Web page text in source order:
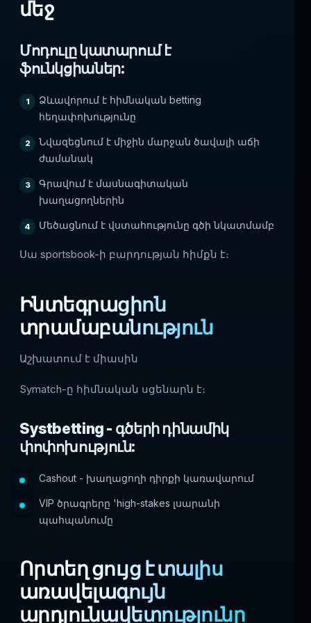
մեջ
Մոդուլը կատարում է
ֆունկցիաներ:
Ձևավորում է հիմնական betting
հեղափոխությունը
Նվազեցնում է միջին մարջան ծավալի աճի
ժամանակ
Գրավում է մասնագիտական
խաղացողներին
Մեծացնում է վստահությունը գծի նկատմամբ
Սա sportsbook-ի բարդության հիմքն է։
Ինտեգրացիոն
տրամաբանություն
Աշխատում է միասին
Symatch-ը հիմնական սցենարն է։
Systbetting - գծերի դինամիկ
փոփոխություն:
Cashout - խաղացողի դիրքի կառավարում
VIP ծրագրերը 'high-stakes լսարանի
պահպանումը
Որտեղ ցույց է տալիս
առավելագույն
արդյունավետությունը